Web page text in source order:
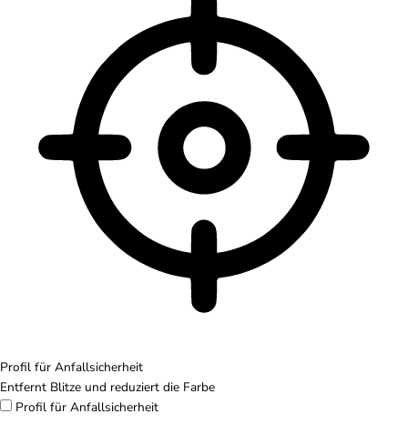
Profil für Anfallsicherheit
Entfernt Blitze und reduziert die Farbe
Profil für Anfallsicherheit